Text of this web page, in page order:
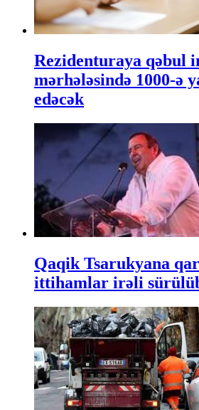
Rezidenturaya qəbul
mərhələsində 1000-ə
edəcək
Qaqik Tsarukyana
ittihamlar irəli